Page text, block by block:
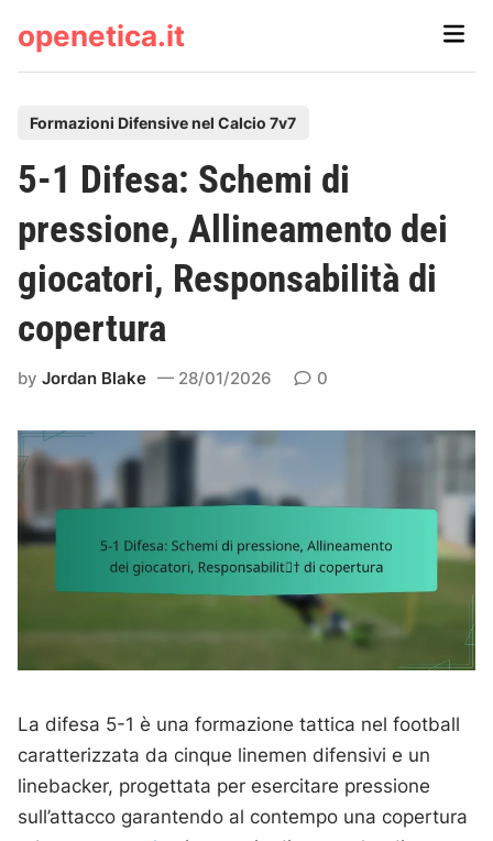
openetica.it
Main
s
e
d
i
n
Formazioni Difensive nel Calcio 7v7
5-1 Difesa: Schemi di
pressione, Allineamento dei
giocatori, Responsabilità di
copertura
byJordan Blake 28/01/2026 0
La difesa 5-1 è una formazione tattica nel football
caratterizzata da cinque linemen difensivi e un
linebacker, progettata per esercitare pressione
sull’attacco garantendo al contempo una copertura